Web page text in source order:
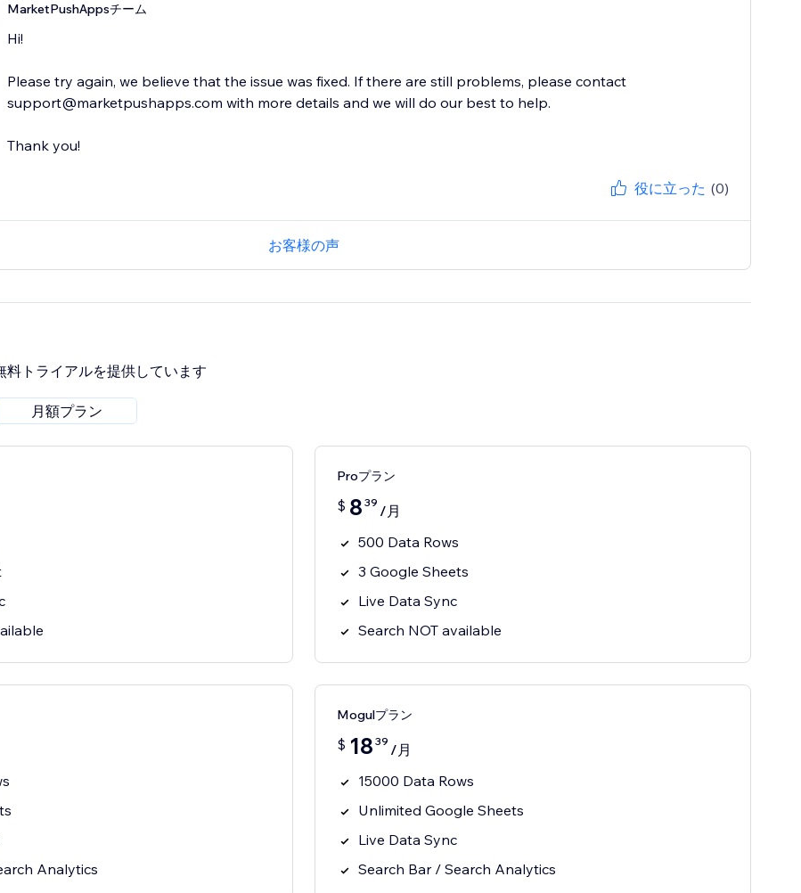
MarketPushAppsチーム
Hi!
Please try again, we believe that the issue was fixed. If there are still problems, please contact
support@marketpushapps.com with more details and we will do our best to help.
Thank you!
役に立った (0)
お客様の声
料トライアルを提供しています
月額プラン
Proプラン
$ 8 39 /月
500 Data Rows
3 Google Sheets
Live Data Sync
Search NOT available
Analytics
Mogulプラン
$ 18 39 /月
15000 Data Rows
Unlimited Google Sheets
Live Data Sync
Search Bar / Search Analytics